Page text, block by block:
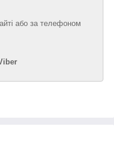
або за телефоном